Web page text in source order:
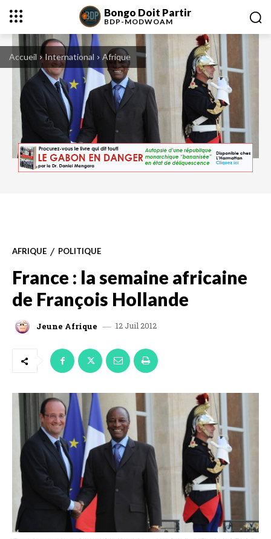
Bongo Doit Partir
BDP-MODWOAM
Accueil International Afrique
François Hollande reçoit Alphé Condé, président de la Guinée, à l'Elysée, le
2/7/12 © AFP/MEHDI FEDOUACH
AFRIQUE POLITIQUE
France : la semaine africaine
de François Hollande
Jeune Afrique 12 Juil 2012